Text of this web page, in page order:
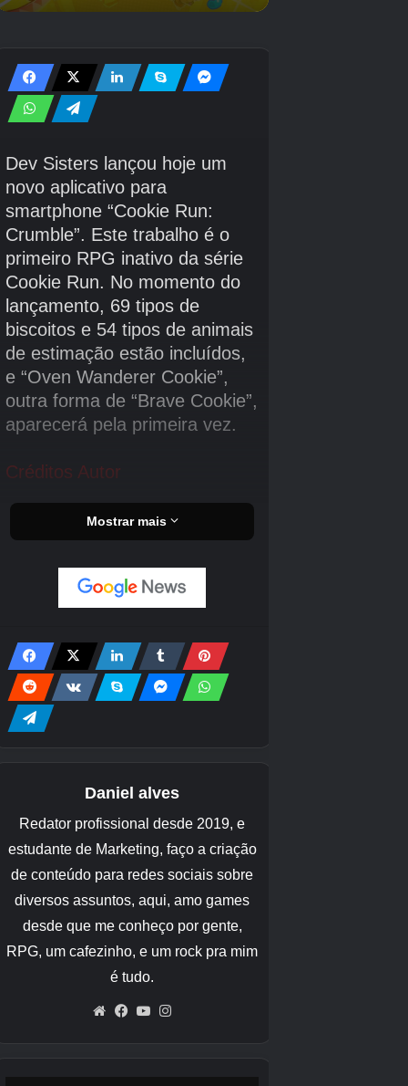
Jogos, que serão lançados via PC Game Pass.
O título final confirmado como parte da linha de
onda 2 de junho de 2025 é
Créditos Autor